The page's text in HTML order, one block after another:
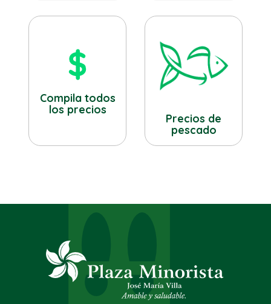
Compila todos
los precios
Precios de
pescado